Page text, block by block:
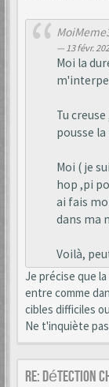
13 févr.
Moi la
Tu
pousse
Moi ( je
hop ,pi
ai fais
dans ma
Voilà,
Je précise que
entre comme
cibles difficiles
Ne t'inquiète
Re: Détection